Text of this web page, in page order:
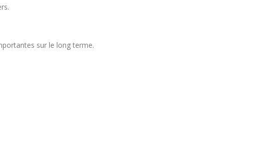
sur le long terme.